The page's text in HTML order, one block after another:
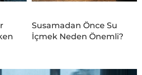
Susamadan Önce Su
İçmek Neden Önemli?